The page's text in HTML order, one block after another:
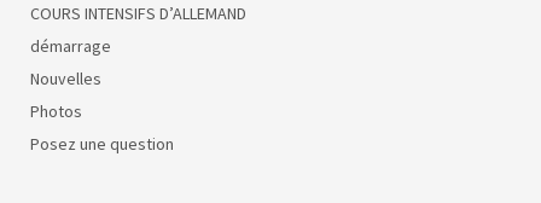
COURS INTENSIFS D’ALLEMAND
démarrage
Nouvelles
Photos
Posez une question